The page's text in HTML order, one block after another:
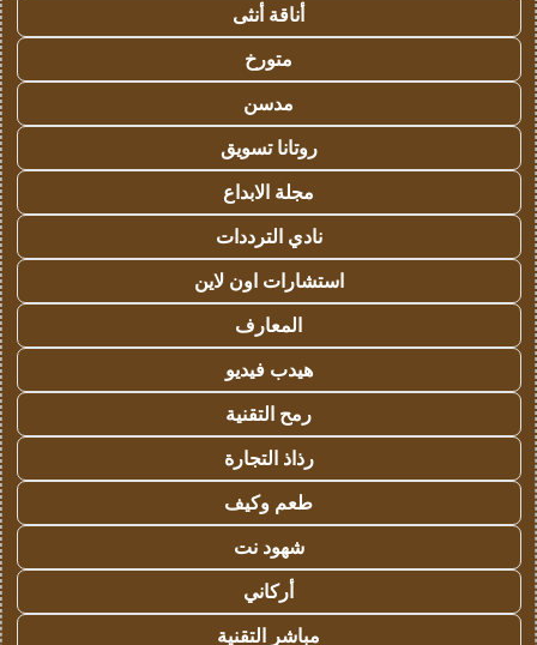
أناقة أنثى
متورخ
مدسن
روتانا تسويق
مجلة الابداع
نادي الترددات
استشارات اون لاين
المعارف
هيدب فيديو
رمح التقنية
رذاذ التجارة
طعم وكيف
شهود نت
أركاني
مباشر التقنية